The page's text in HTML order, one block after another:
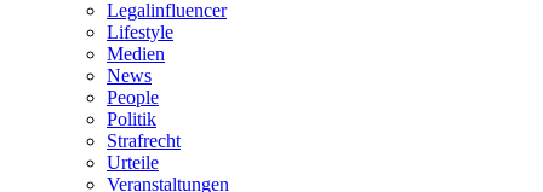
Legalinfluencer
Lifestyle
Medien
News
People
Politik
Strafrecht
Urteile
Veranstaltungen